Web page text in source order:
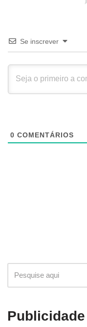
Se inscrever
0 COMENTÁRIOS
Publicidade